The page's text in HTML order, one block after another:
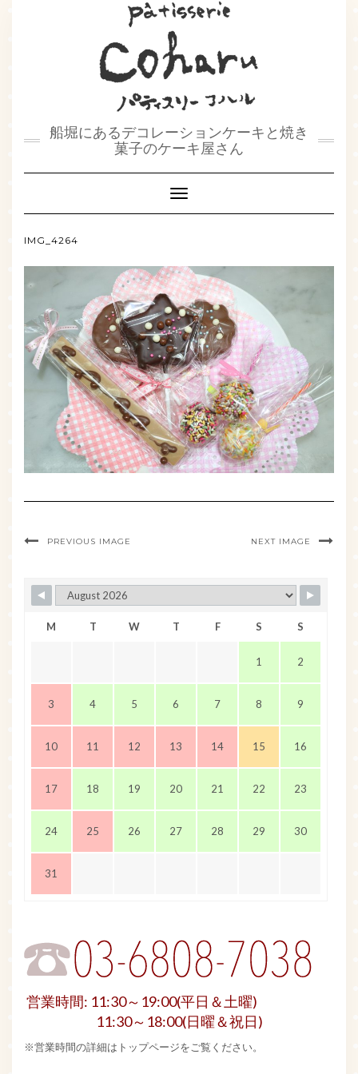
船堀にあるデコレーションケーキと焼き
菓子のケーキ屋さん
Toggle
Navigation
IMG_4264
PREVIOUS IMAGE NEXT IMAGE
M T W T F S S
1 2
3 4 5 6 7 8 9
10 11 12 13 14 15 16
17 18 19 20 21 22 23
24 25 26 27 28 29 30
31
営業時間: 11:30～19:00(平日＆土曜)
11:30～18:00(日曜＆祝日)
※営業時間の詳細はトップページをご覧ください。